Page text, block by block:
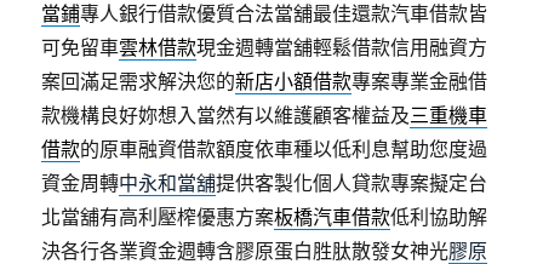
當鋪專人銀行借款優質合法當舖最佳還款汽車借款皆
可免留車雲林借款現金週轉當舖輕鬆借款信用融資方
案回滿足需求解決您的新店小額借款專案專業金融借
款機構良好妳想入當然有以維護顧客權益及三重機車
借款的原車融資借款額度依車種以低利息幫助您度過
資金周轉中永和當舖提供客製化個人貸款專案擬定台
北當舖有高利壓榨優惠方案板橋汽車借款低利協助解
決各行各業資金週轉含膠原蛋白胜肽散發女神光膠原